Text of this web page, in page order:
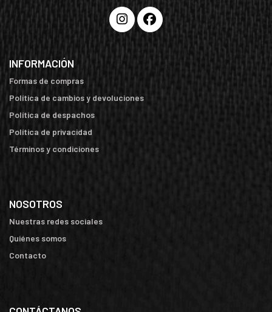
INFORMACIÓN
Formas de compras
Política de cambios y devoluciones
Política de despachos
Política de privacidad
Términos y condiciones
NOSOTROS
Nuestras redes sociales
Quiénes somos
Contacto